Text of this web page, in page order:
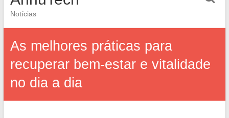
Notícias
As melhores práticas para
recuperar bem-estar e vitalidade
no dia a dia